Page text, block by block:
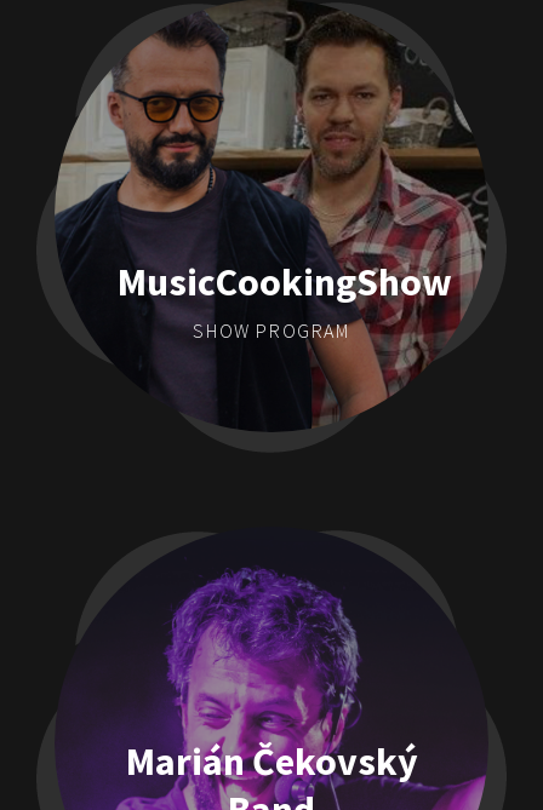
MusicCookingShow
SHOW PROGRAM
Marián Čekovský